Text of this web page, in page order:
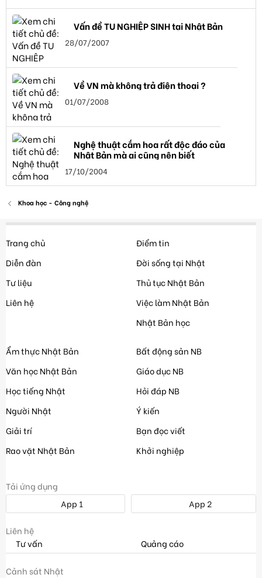
Vấn đề TU NGHIỆP SINH tại Nhật Bản
28/07/2007
Về VN mà không trả điện thoại ?
01/07/2008
Nghệ thuật cắm hoa rất độc đáo của
Nhật Bản mà ai cũng nên biết
17/10/2004
Khoa học - Công nghệ
Trang chủ
Diễn đàn
Tư liệu
Liên hệ
Điểm tin
Đời sống tại Nhật
Thủ tục Nhật Bản
Việc làm Nhật Bản
Nhật Bản học
Ẩm thực Nhật Bản
Văn học Nhật Bản
Học tiếng Nhật
Người Nhật
Giải trí
Rao vặt Nhật Bản
Bất động sản NB
Giáo dục NB
Hỏi đáp NB
Ý kiến
Bạn đọc viết
Khởi nghiệp
Tải ứng dụng
App 1
App 2
Liên hệ
Tư vấn
Quảng cáo
Cảnh sát Nhật